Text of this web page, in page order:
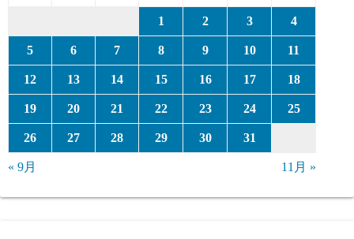
1 2 3 4
5 6 7 8 9 10 11
12 13 14 15 16 17 18
19 20 21 22 23 24 25
26 27 28 29 30 31
« 9月 11月 »